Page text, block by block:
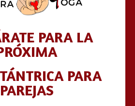
PARA LA
PARA
PAREJAS